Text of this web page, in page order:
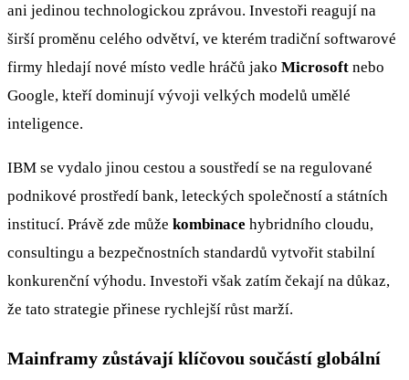
ani jedinou technologickou zprávou. Investoři reagují na
širší proměnu celého odvětví, ve kterém tradiční softwarové
firmy hledají nové místo vedle hráčů jako Microsoft nebo
Google, kteří dominují vývoji velkých modelů umělé
inteligence.
IBM se vydalo jinou cestou a soustředí se na regulované
podnikové prostředí bank, leteckých společností a státních
institucí. Právě zde může kombinace hybridního cloudu,
consultingu a bezpečnostních standardů vytvořit stabilní
konkurenční výhodu. Investoři však zatím čekají na důkaz,
že tato strategie přinese rychlejší růst marží.
Mainframy zůstávají klíčovou součástí globální